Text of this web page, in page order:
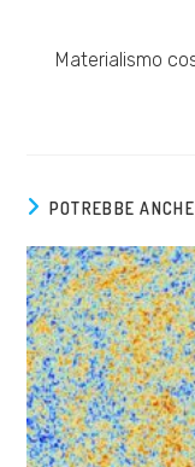
Materialismo
POTREBBE